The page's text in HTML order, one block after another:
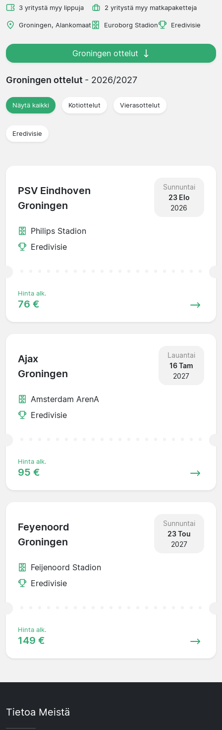
3 yritystä myy lippuja 2 yritystä myy matkapaketteja
Groningen, Alankomaat Euroborg Stadion Eredivisie
Groningen ottelut
Groningen ottelut - 2026/2027
Näytä kaikki Kotiottelut Vierasottelut
Eredivisie
PSV Eindhoven
Groningen
Sunnuntai
23 Elo
2026
Philips Stadion
Eredivisie
Hinta alk.
76 €
Ajax
Groningen
Lauantai
16 Tam
2027
Amsterdam ArenA
Eredivisie
Hinta alk.
95 €
Feyenoord
Groningen
Sunnuntai
23 Tou
2027
Feijenoord Stadion
Eredivisie
Hinta alk.
149 €
Tietoa Meistä